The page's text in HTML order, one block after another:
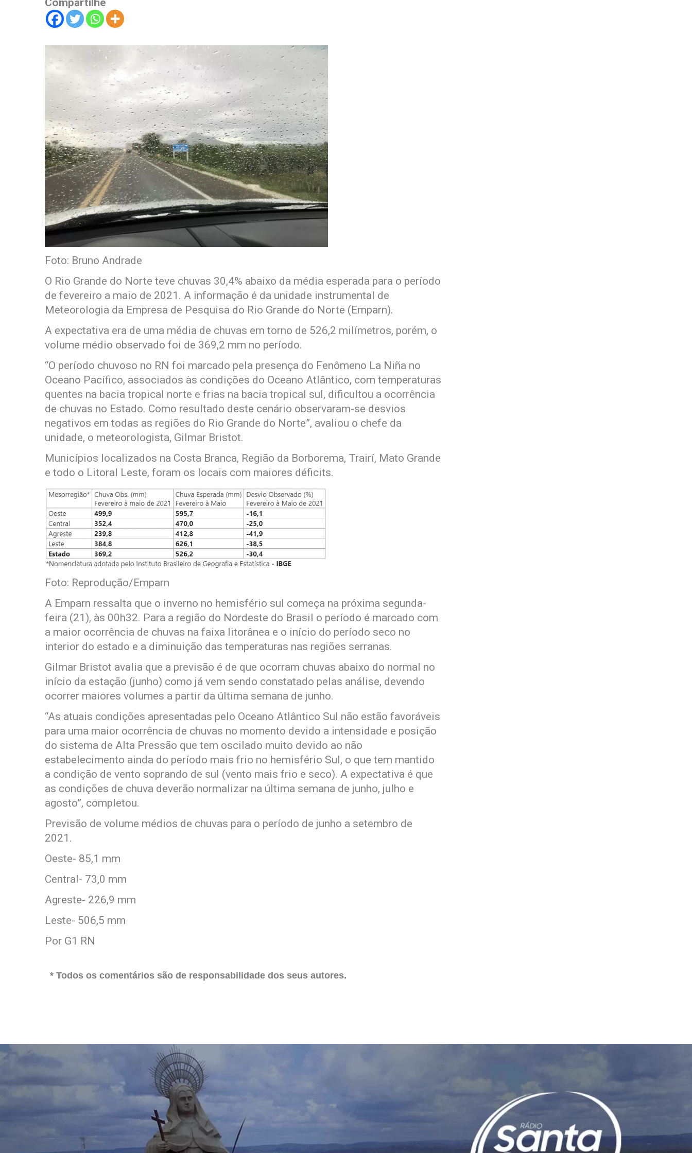
Compartilhe
Foto: Bruno Andrade
O Rio Grande do Norte teve chuvas 30,4% abaixo da média esperada para o período
de fevereiro a maio de 2021. A informação é da unidade instrumental de
Meteorologia da Empresa de Pesquisa do Rio Grande do Norte (Emparn).
A expectativa era de uma média de chuvas em torno de 526,2 milímetros, porém, o
volume médio observado foi de 369,2 mm no período.
“O período chuvoso no RN foi marcado pela presença do Fenômeno La Niña no
Oceano Pacífico, associados às condições do Oceano Atlântico, com temperaturas
quentes na bacia tropical norte e frias na bacia tropical sul, dificultou a ocorrência
de chuvas no Estado. Como resultado deste cenário observaram-se desvios
negativos em todas as regiões do Rio Grande do Norte”, avaliou o chefe da
unidade, o meteorologista, Gilmar Bristot.
Municípios localizados na Costa Branca, Região da Borborema, Trairí, Mato Grande
e todo o Litoral Leste, foram os locais com maiores déficits.
Foto: Reprodução/Emparn
A Emparn ressalta que o inverno no hemisfério sul começa na próxima segunda-
feira (21), às 00h32. Para a região do Nordeste do Brasil o período é marcado com
a maior ocorrência de chuvas na faixa litorânea e o início do período seco no
interior do estado e a diminuição das temperaturas nas regiões serranas.
Gilmar Bristot avalia que a previsão é de que ocorram chuvas abaixo do normal no
início da estação (junho) como já vem sendo constatado pelas análise, devendo
ocorrer maiores volumes a partir da última semana de junho.
“As atuais condições apresentadas pelo Oceano Atlântico Sul não estão favoráveis
para uma maior ocorrência de chuvas no momento devido a intensidade e posição
do sistema de Alta Pressão que tem oscilado muito devido ao não
estabelecimento ainda do período mais frio no hemisfério Sul, o que tem mantido
a condição de vento soprando de sul (vento mais frio e seco). A expectativa é que
as condições de chuva deverão normalizar na última semana de junho, julho e
agosto”, completou.
Previsão de volume médios de chuvas para o período de junho a setembro de
2021.
Oeste- 85,1 mm
Central- 73,0 mm
Agreste- 226,9 mm
Leste- 506,5 mm
Por G1 RN
* Todos os comentários são de responsabilidade dos seus autores.